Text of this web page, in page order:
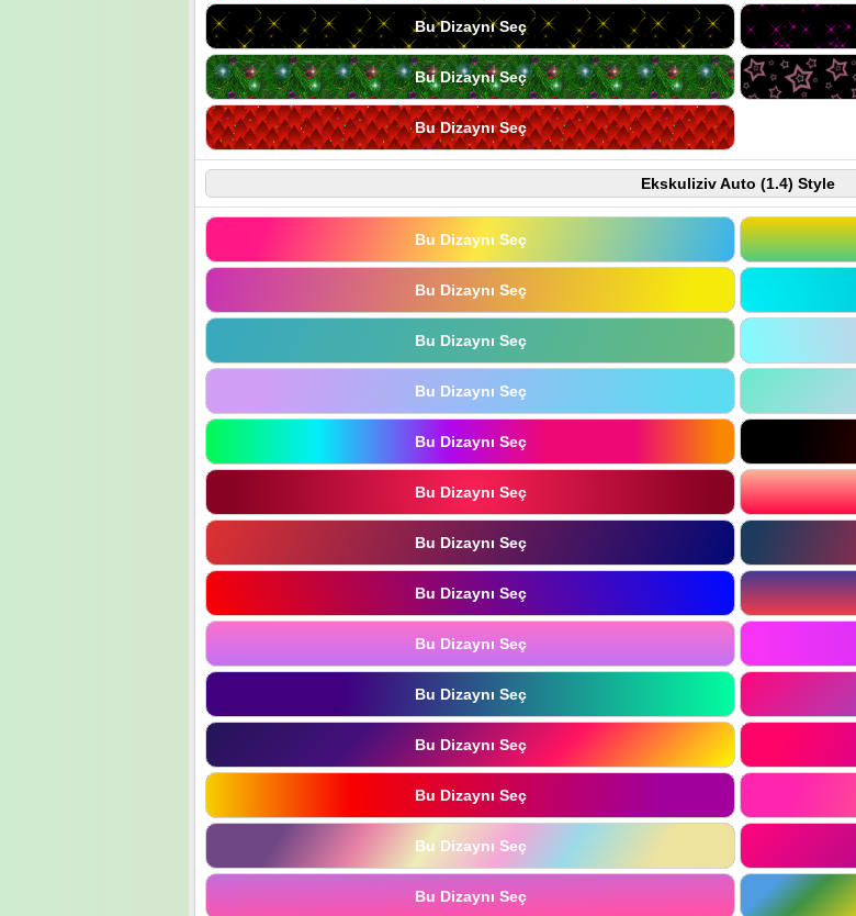
Bu Dizaynı Seç
Bu Dizaynı Seç
Bu Dizaynı Seç
Ekskuliziv Auto (1.4) Style
Bu Dizaynı Seç
Bu Dizaynı Seç
Bu Dizaynı Seç
Bu Dizaynı Seç
Bu Dizaynı Seç
Bu Dizaynı Seç
Bu Dizaynı Seç
Bu Dizaynı Seç
Bu Dizaynı Seç
Bu Dizaynı Seç
Bu Dizaynı Seç
Bu Dizaynı Seç
Bu Dizaynı Seç
Bu Dizaynı Seç